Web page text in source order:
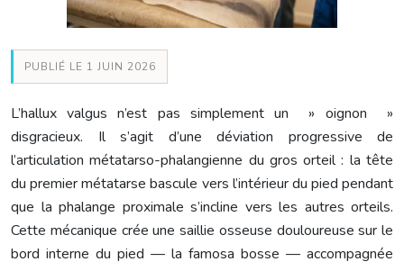
PUBLIÉ LE 1 JUIN 2026
L’hallux valgus n’est pas simplement un » oignon »
disgracieux. Il s’agit d’une déviation progressive de
l’articulation métatarso-phalangienne du gros orteil : la tête
du premier métatarse bascule vers l’intérieur du pied pendant
que la phalange proximale s’incline vers les autres orteils.
Cette mécanique crée une saillie osseuse douloureuse sur le
bord interne du pied — la famosa bosse — accompagnée